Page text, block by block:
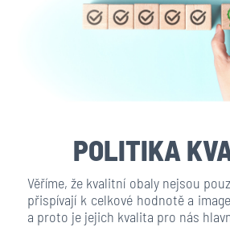
POLITIKA
Věříme, že kvalitní obaly nejsou
přispívají k celkové hodnotě a
a proto je jejich kvalita pro nás